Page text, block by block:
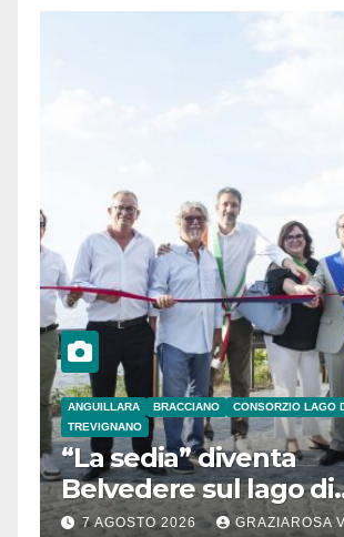
ANGUILLARA BRACCIANO
CONSORZIO LAGO
TREVIGNANO
“La sedia” diventa
Belvedere sul lago di
Bracciano: ieri
7 AGOSTO 2026 GRAZIAROSA